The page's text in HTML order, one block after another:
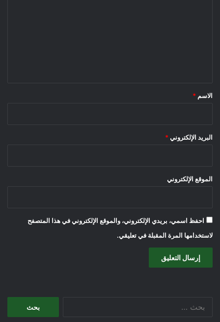
*
الاسم *
البريد الإلكتروني *
الموقع الإلكتروني
احفظ اسمي، بريدي الإلكتروني، والموقع الإلكتروني في هذا المتصفح
لاستخدامها المرة المقبلة في تعليقي.